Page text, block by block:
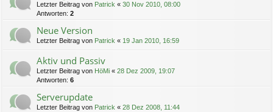
Letzter Beitrag von Patrick « 30 Nov 2010, 08:00
Antworten: 2
Neue Version
Letzter Beitrag von Patrick « 19 Jan 2010, 16:59
Aktiv und Passiv
Letzter Beitrag von HöMi « 28 Dez 2009, 19:07
Antworten: 6
Serverupdate
Letzter Beitrag von Patrick « 28 Dez 2008, 11:44